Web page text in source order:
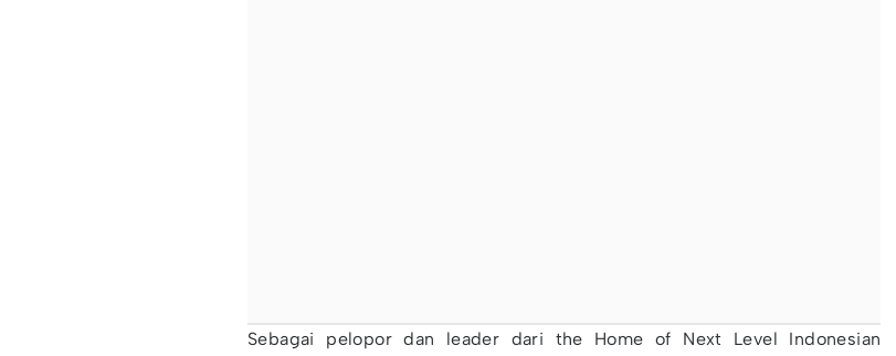
Sebagai pelopor dan leader dari the Home of Next Level Indonesian